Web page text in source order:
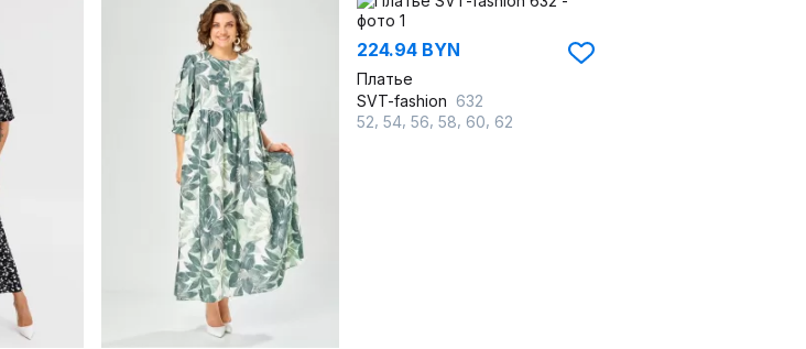
224.94 BYN
Платье
SVT-fashion 632
52 54 56 58 60 62